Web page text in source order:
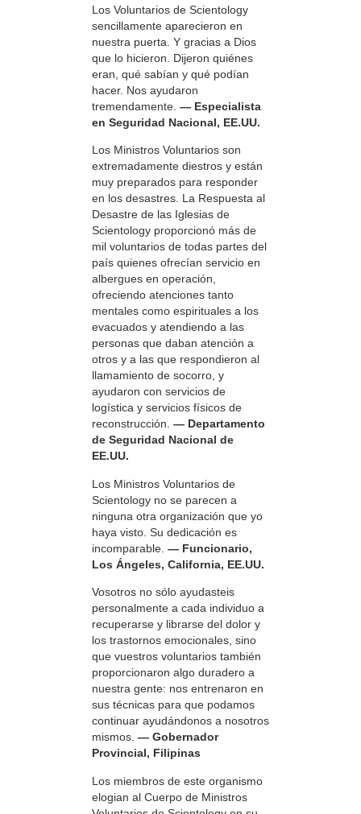
Los Voluntarios de Scientology
sencillamente aparecieron en
nuestra puerta. Y gracias a Dios
que lo hicieron. Dijeron quiénes
eran, qué sabían y qué podían
hacer. Nos ayudaron
tremendamente. — Especialista
en Seguridad Nacional, EE.UU.
Los Ministros Voluntarios son
extremadamente diestros y están
muy preparados para responder
en los desastres. La Respuesta al
Desastre de las Iglesias de
Scientology proporcionó más de
mil voluntarios de todas partes del
país quienes ofrecían servicio en
albergues en operación,
ofreciendo atenciones tanto
mentales como espirituales a los
evacuados y atendiendo a las
personas que daban atención a
otros y a las que respondieron al
llamamiento de socorro, y
ayudaron con servicios de
logística y servicios físicos de
reconstrucción. — Departamento
de Seguridad Nacional de
EE.UU.
Los Ministros Voluntarios de
Scientology no se parecen a
ninguna otra organización que yo
haya visto. Su dedicación es
incomparable. — Funcionario,
Los Ángeles, California, EE.UU.
Vosotros no sólo ayudasteis
personalmente a cada individuo a
recuperarse y librarse del dolor y
los trastornos emocionales, sino
que vuestros voluntarios también
proporcionaron algo duradero a
nuestra gente: nos entrenaron en
sus técnicas para que podamos
continuar ayudándonos a nosotros
mismos. — Gobernador
Provincial, Filipinas
Los miembros de este organismo
elogian al Cuerpo de Ministros